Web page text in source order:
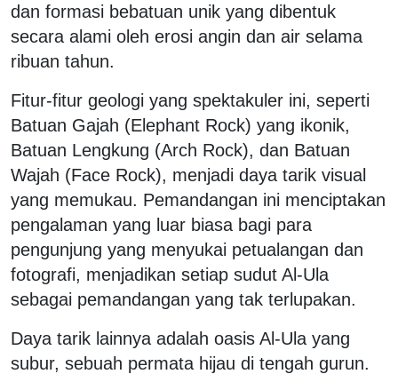
dan formasi bebatuan unik yang dibentuk
secara alami oleh erosi angin dan air selama
ribuan tahun.
Fitur-fitur geologi yang spektakuler ini, seperti
Batuan Gajah (Elephant Rock) yang ikonik,
Batuan Lengkung (Arch Rock), dan Batuan
Wajah (Face Rock), menjadi daya tarik visual
yang memukau. Pemandangan ini menciptakan
pengalaman yang luar biasa bagi para
pengunjung yang menyukai petualangan dan
fotografi, menjadikan setiap sudut Al-Ula
sebagai pemandangan yang tak terlupakan.
Daya tarik lainnya adalah oasis Al-Ula yang
subur, sebuah permata hijau di tengah gurun.